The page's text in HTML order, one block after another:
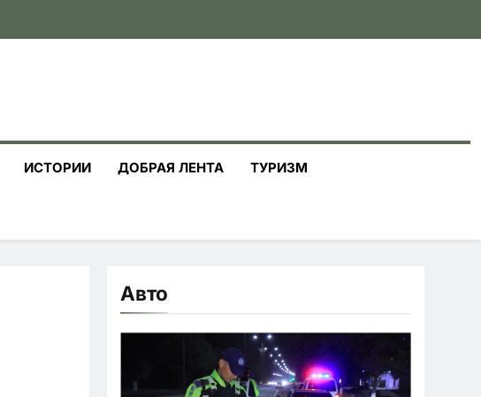
ИСТОРИИ ДОБРАЯ ЛЕНТА ТУРИЗМ
Авто